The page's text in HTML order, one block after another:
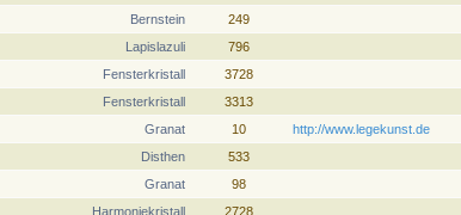
Bernstein
249
Lapislazuli
796
Fensterkristall
3728
Fensterkristall
3313
Granat
10 http://www.legekunst.de
Disthen
533
Granat
98
Harmoniekristall
2728